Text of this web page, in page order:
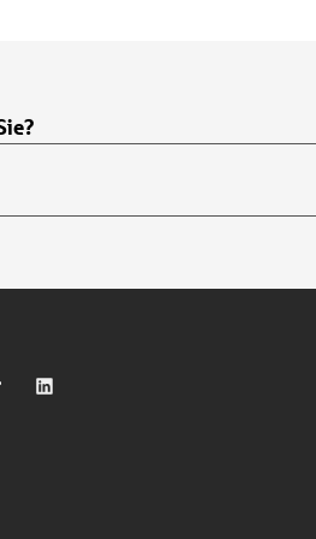
auf Instagram
auf TikTok
Sparkasse auf LinkedIn